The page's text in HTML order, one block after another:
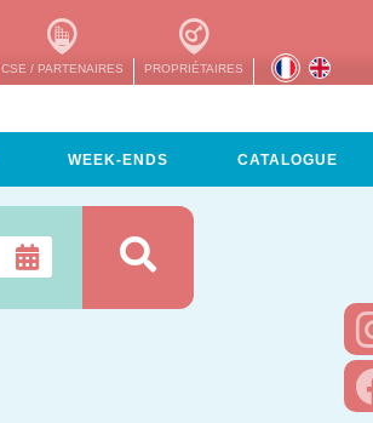
CSE / PARTENAIRES PROPRIÉTAIRES
WEEK-ENDS CATALOGUE